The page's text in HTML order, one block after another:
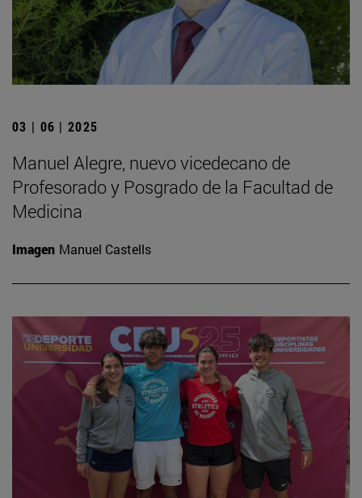
03 | 06 | 2025
Manuel Alegre, nuevo vicedecano de
Profesorado y Posgrado de la Facultad de
Medicina
Imagen Manuel Castells